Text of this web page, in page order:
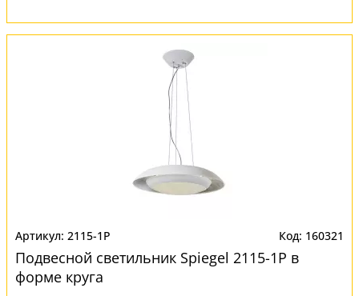
2115-1P 160321
Подвесной светильник Spiegel 2115-1P в
форме круга